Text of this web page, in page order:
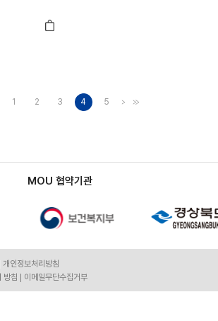
1 2 3 4 5
MOU 협약기관
개인정보처리방침
방침
이메일무단수집거부